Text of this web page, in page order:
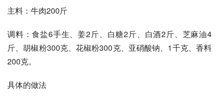
主料：牛肉200斤
调料：食盐6手生、姜2斤、白糖2斤、白酒2斤、芝麻油4
斤、胡椒粉300克、花椒粉300克、亚硝酸钠、1千克、香料
200克。
具体的做法